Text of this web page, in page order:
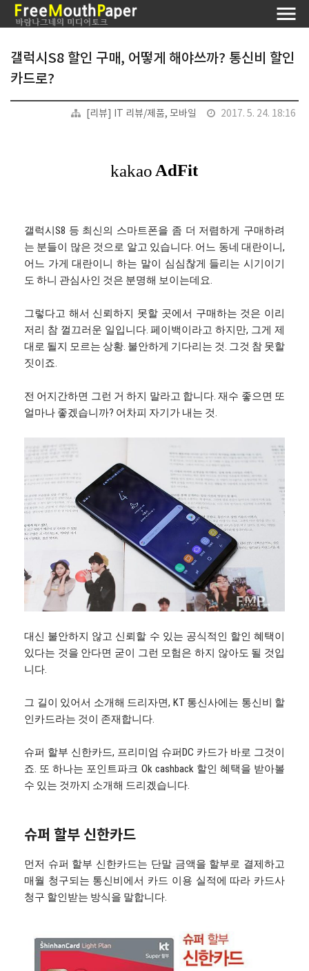
갤럭시S8 할인 구매, 어떻게 해야쓰까? 통신비 할인
카드로?
[리뷰] IT 리뷰/제품, 모바일 2017. 5. 24. 18:16
갤럭시S8 등 최신의 스마트폰을 좀 더 저렴하게 구매하려
는 분들이 많은 것으로 알고 있습니다. 어느 동네 대란이니,
어느 가게 대란이니 하는 말이 심심찮게 들리는 시기이기
도 하니 관심사인 것은 분명해 보이는데요.
그렇다고 해서 신뢰하지 못할 곳에서 구매하는 것은 이리
저리 참 껄끄러운 일입니다. 페이백이라고 하지만, 그게 제
대로 될지 모르는 상황. 불안하게 기다리는 것. 그것 참 못할
짓이죠.
전 어지간하면 그런 거 하지 말라고 합니다. 재수 좋으면 또
얼마나 좋겠습니까? 어차피 자기가 내는 것.
대신 불안하지 않고 신뢰할 수 있는 공식적인 할인 혜택이
있다는 것을 안다면 굳이 그런 모험은 하지 않아도 될 것입
니다.
그 길이 있어서 소개해 드리자면, KT 통신사에는 통신비 할
인카드라는 것이 존재합니다.
슈퍼 할부 신한카드, 프리미엄 슈퍼DC 카드가 바로 그것이
죠. 또 하나는 포인트파크 Ok cashback 할인 혜택을 받아볼
수 있는 것까지 소개해 드리겠습니다.
슈퍼 할부 신한카드
먼저 슈퍼 할부 신한카드는 단말 금액을 할부로 결제하고
매월 청구되는 통신비에서 카드 이용 실적에 따라 카드사
청구 할인받는 방식을 말합니다.